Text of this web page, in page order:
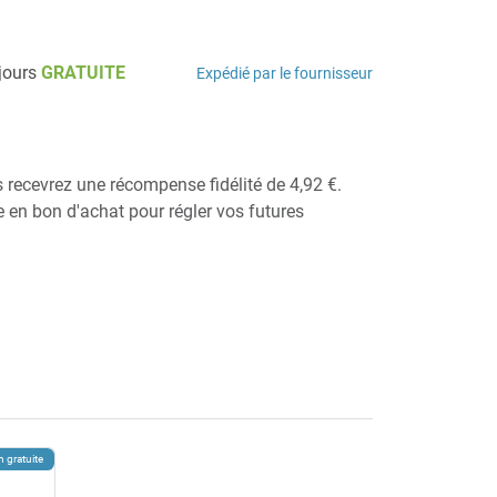
GRATUITE Expédié par le fournisseur
une récompense fidélité de 4,92 €.
en bon d'achat pour régler vos futures
gratuite